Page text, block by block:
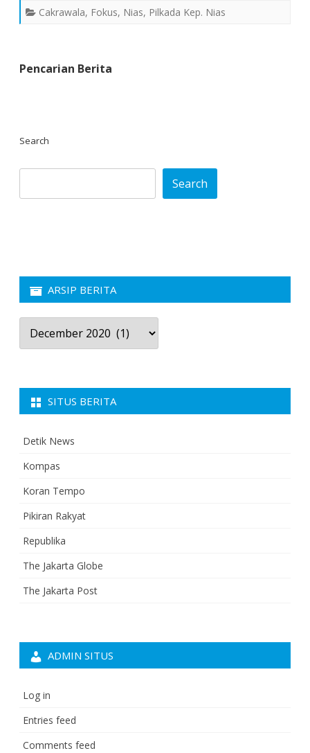
–
Cakrawala, Fokus, Nias, Pilkada Kep. Nias
Pencarian Berita
Search
Search
ARSIP BERITA
Arsip
Berita
SITUS BERITA
Detik News
Kompas
Koran Tempo
Pikiran Rakyat
Republika
The Jakarta Globe
The Jakarta Post
ADMIN SITUS
Log in
Entries feed
Comments feed